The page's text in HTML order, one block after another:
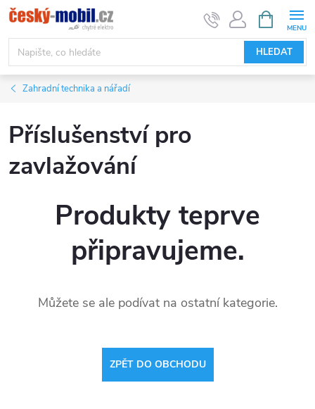
Přejít
na
obsah
HLEDAT
NÁKUPNÍ
KOŠÍK
Zahradní technika a nářadí
Příslušenství pro
zavlažování
Produkty teprve
připravujeme.
Můžete se ale podívat na ostatní kategorie.
ZPĚT DO OBCHODU